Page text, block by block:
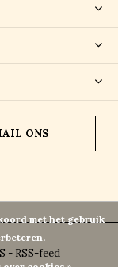
ONS
- RSS-feed
met het gebruik